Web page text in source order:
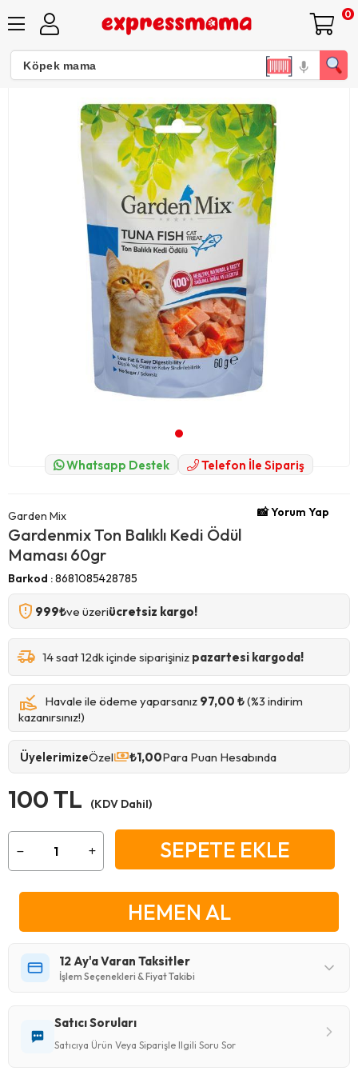
0
Whatsapp Destek Telefon İle Sipariş
Garden Mix
Gardenmix Ton Balıklı Kedi Ödül
Maması 60gr
📸 Yorum Yap
Barkod :8681085428785
999₺ve üzeriücretsiz kargo!
14 saat 12dk içinde siparişiniz pazartesi kargoda!
Havale ile ödeme yaparsanız 97,00 ₺(%3 indirim
kazanırsınız!)
ÜyelerimizeÖzel ₺1,00Para Puan Hesabında
100 TL (KDV Dahil)
12 Ay'a Varan Taksitler
İşlem Seçenekleri & Fiyat Takibi
Satıcı Soruları
Satıcıya Ürün Veya Siparişle Ilgili Soru Sor